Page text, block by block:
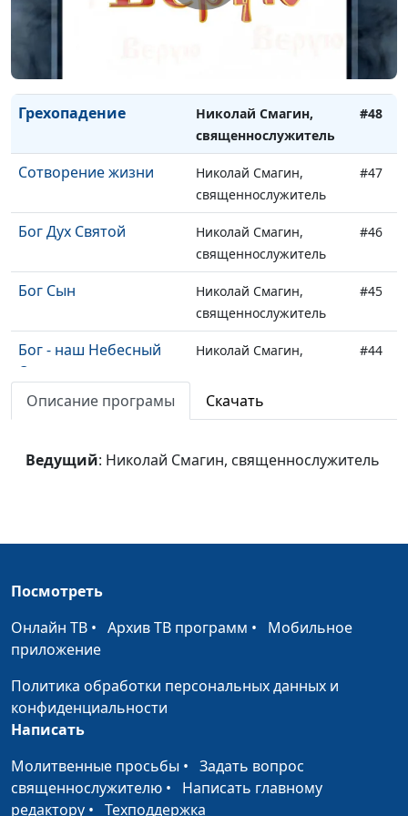
священнослужитель
Великая борьба #49
Грехопадение
Николай Смагин,
священнослужитель
#48
Сотворение жизни
Николай Смагин,
священнослужитель
#47
Бог Дух Святой
Николай Смагин,
священнослужитель
#46
Бог Сын
Николай Смагин,
священнослужитель
#45
Бог - наш Небесный
Отец
Николай Смагин,
#44
Избрание Бога
Николай Смагин,
Борьба авторитетов
Николай Смагин,
#42
Владимирович Зайцев,
и конец греха
Владимирович Зайцев,
Смерть и воскресение
Евгений
Остаток и его миссия
Евгений
Владимирович Зайцев,
Описание програмы Скачать
Ведущий: Николай Смагин, священнослужитель
Посмотреть
Онлайн ТВ • Архив ТВ программ • Мобильное
приложение
Политика обработки персональных данных и
конфиденциальности
Написать
Молитвенные просьбы • Задать вопрос
священнослужителю • Написать главному
редактору • Техподдержка